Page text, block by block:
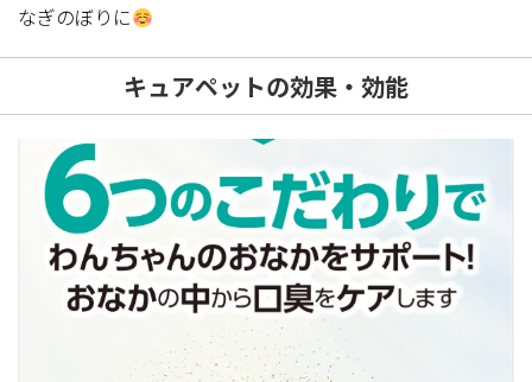
なぎのぼりに
キュアペットの効果・効能